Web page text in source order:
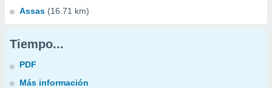
Assas (16.71 km)
Tiempo...
PDF
Más información